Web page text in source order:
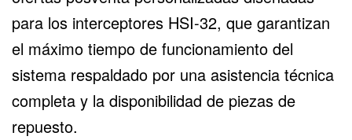
para los interceptores HSI-32, que garantizan
el máximo tiempo de funcionamiento del
sistema respaldado por una asistencia técnica
completa y la disponibilidad de piezas de
repuesto.